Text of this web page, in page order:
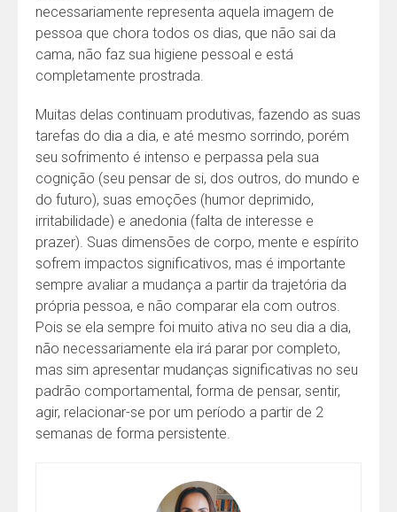
necessariamente representa aquela imagem de
pessoa que chora todos os dias, que não sai da
cama, não faz sua higiene pessoal e está
completamente prostrada.
Muitas delas continuam produtivas, fazendo as suas
tarefas do dia a dia, e até mesmo sorrindo, porém
seu sofrimento é intenso e perpassa pela sua
cognição (seu pensar de si, dos outros, do mundo e
do futuro), suas emoções (humor deprimido,
irritabilidade) e anedonia (falta de interesse e
prazer). Suas dimensões de corpo, mente e espírito
sofrem impactos significativos, mas é importante
sempre avaliar a mudança a partir da trajetória da
própria pessoa, e não comparar ela com outros.
Pois se ela sempre foi muito ativa no seu dia a dia,
não necessariamente ela irá parar por completo,
mas sim apresentar mudanças significativas no seu
padrão comportamental, forma de pensar, sentir,
agir, relacionar-se por um período a partir de 2
semanas de forma persistente.